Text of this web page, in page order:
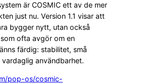
är COSMIC ett av de mer
just nu. Version 1.1 visar att
bygger nytt, utan också
ofta avgör om en
färdig: stabilitet, små
användbarhet.
pop-os/cosmic-